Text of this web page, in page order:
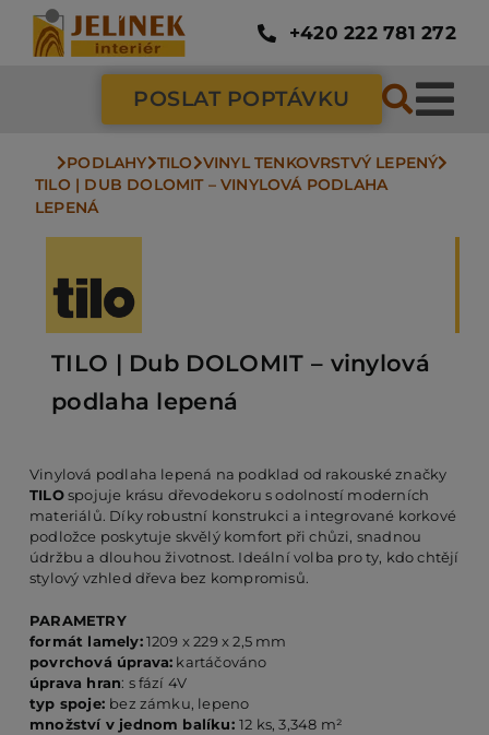
Přeskočit
obsah
+420 222 781 272
POSLAT POPTÁVKU
PODLAHY TILO
VINYL TENKOVRSTVÝ LEPENÝ
TILO | DUB DOLOMIT – VINYLOVÁ PODLAHA
LEPENÁ
TILO | Dub DOLOMIT – vinylová
podlaha lepená
Vinylová podlaha lepená na podklad od rakouské značky
TILOspojuje krásu dřevodekoru s odolností moderních
materiálů. Díky robustní konstrukci a integrované korkové
podložce poskytuje skvělý komfort při chůzi, snadnou
údržbu a dlouhou životnost. Ideální volba pro ty, kdo chtějí
stylový vzhled dřeva bez kompromisů.
PARAMETRY
formát lamely:1209 x 229 x 2,5 mm
povrchová úprava: kartáčováno
úprava hran: s fází 4V
typ spoje: bez zámku, lepeno
množství v jednom balíku:12 ks, 3,348 m²